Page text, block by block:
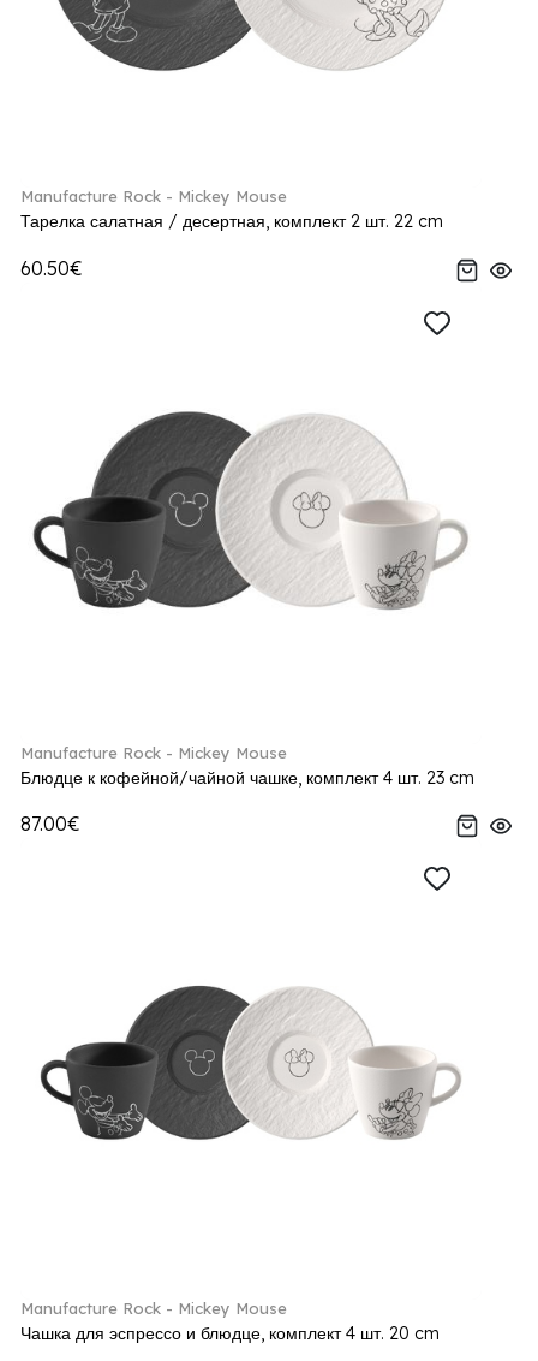
Manufacture Rock - Mickey Mouse
Тарелка салатная / десертная, комплект 2 шт. 22 cm
60.50€
Manufacture Rock - Mickey Mouse
Блюдце к кофейной/чайной чашке, комплект 4 шт. 23 cm
87.00€
Manufacture Rock - Mickey Mouse
Чашка для эспрессо и блюдце, комплект 4 шт. 20 cm